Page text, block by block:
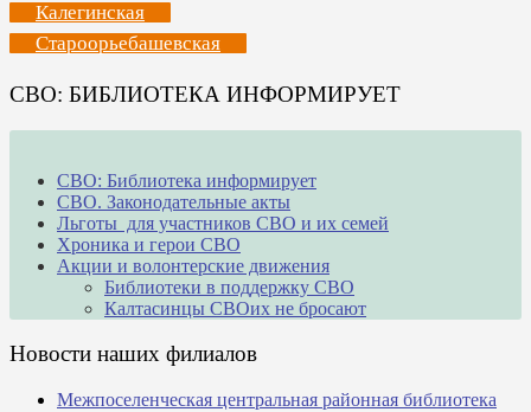
Калегинская
Староорьебашевская
СВО: БИБЛИОТЕКА ИНФОРМИРУЕТ
СВО: Библиотека информирует
СВО. Законодательные акты
Льготы для участников СВО и их семей
Хроника и герои СВО
Акции и волонтерские движения
Библиотеки в поддержку СВО
Калтасинцы СВОих не бросают
Новости наших филиалов
Межпоселенческая центральная районная библиотека